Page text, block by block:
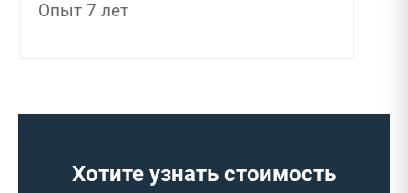
Опыт 7 лет
Хотите узнать стоимость